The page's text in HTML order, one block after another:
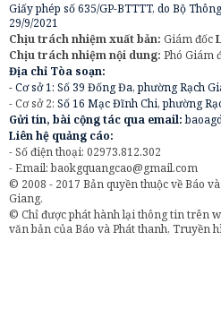
Giấy phép số 635/GP-BTTTT, do Bộ
29/9/2021
Chịu trách nhiệm xuất bản: Giám đốc
Chịu trách nhiệm nội dung: Phó Giám
Địa chỉ Tòa soạn:
- Cơ sở 1: Số 39 Đống Đa, phường Rạch
- Cơ sở 2: Số 16 Mạc Đĩnh Chi, phường
Gửi tin, bài cộng tác qua email:
Liên hệ quảng cáo:
- Số điện thoại: 02973.812.302
- Email:baokgquangcao@gmail.com
© 2008 - 2017 Bản quyền thuộc về Báo
Giang.
© Chỉ được phát hành lại thông tin trên
văn bản của Báo và Phát thanh, Truyền